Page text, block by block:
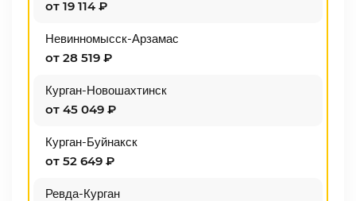
от 19 114 ₽
Невинномысск-Арзамас
от 28 519 ₽
Курган-Новошахтинск
от 45 049 ₽
Курган-Буйнакск
от 52 649 ₽
Ревда-Курган